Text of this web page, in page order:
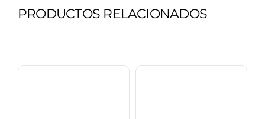
PRODUCTOS RELACIONADOS